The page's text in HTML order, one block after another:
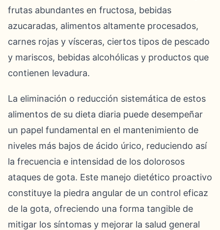
frutas abundantes en fructosa, bebidas
azucaradas, alimentos altamente procesados,
carnes rojas y vísceras, ciertos tipos de pescado
y mariscos, bebidas alcohólicas y productos que
contienen levadura.
La eliminación o reducción sistemática de estos
alimentos de su dieta diaria puede desempeñar
un papel fundamental en el mantenimiento de
niveles más bajos de ácido úrico, reduciendo así
la frecuencia e intensidad de los dolorosos
ataques de gota. Este manejo dietético proactivo
constituye la piedra angular de un control eficaz
de la gota, ofreciendo una forma tangible de
mitigar los síntomas y mejorar la salud general